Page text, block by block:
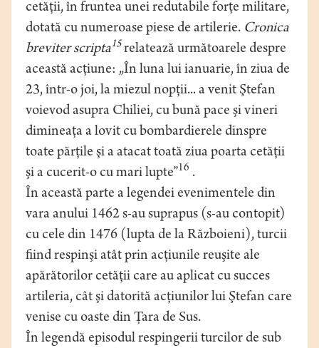
cetăţii, în fruntea unei redutabile forţe militare,
dotată cu numeroase piese de artilerie. Cronica
breviter scripta15relatează următoarele despre
această acţiune: „În luna lui ianuarie, în ziua de
23, într-o joi, la miezul nopţii... a venit Ştefan
voievod asupra Chiliei, cu bună pace şi vineri
dimineaţa a lovit cu bombardierele dinspre
toate părţile şi a atacat toată ziua poarta cetăţii
şi a cucerit-o cu mari lupte”16 .
În această parte a legendei evenimentele din
vara anului 1462 s-au suprapus (s-au contopit)
cu cele din 1476 (lupta de la Războieni), turcii
fiind respinşi atât prin acţiunile reuşite ale
apărătorilor cetăţii care au aplicat cu succes
artileria, cât şi datorită acţiunilor lui Ştefan care
venise cu oaste din Ţara de Sus.
În legendă episodul respingerii turcilor de sub